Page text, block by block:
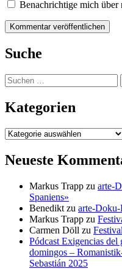
Benachrichtige mich
Suche
Suchen
nach:
Kategorien
Kategorien
Neueste
Markus Trapp zu arte-
Spaniens»
Benedikt zu arte-Doku-
Markus Trapp zu
Carmen Döll zu
Pódcast Exigencias
domingos –
Sebastián 2025